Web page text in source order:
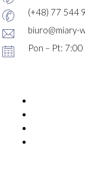
(+48) 77 544
biuro@miary-
Pon – Pt: